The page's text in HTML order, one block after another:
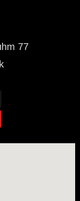
77